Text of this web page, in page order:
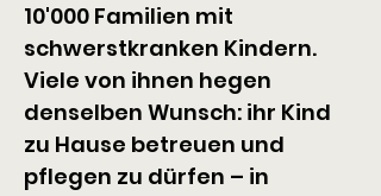
10'000 Familien mit
schwerstkranken Kindern.
Viele von ihnen hegen
denselben Wunsch: ihr Kind
zu Hause betreuen und
pflegen zu dürfen – in